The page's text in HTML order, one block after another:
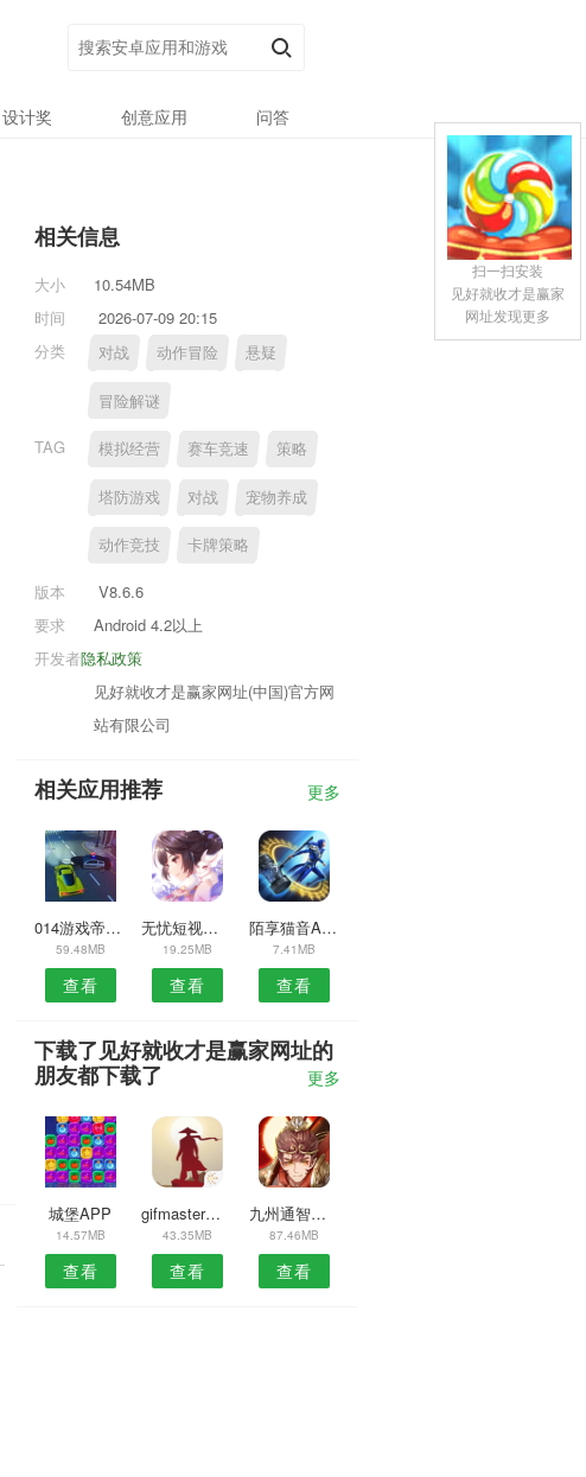
设计奖 创意应用 问答
相关信息
大小
10.54MB
时间
2026-07-09 20:15
分类
对战 动作冒险 悬疑
冒险解谜
TAG 模拟经营 赛车竞速 策略
塔防游戏 对战 宠物养成
动作竞技 卡牌策略
版本
V8.6.6
要求
Android 4.2以上
隐私政策
开发者
见好就收才是赢家网址(中国)官方网
站有限公司
相关应用推荐 更多
014游戏帝APP
59.48MB
查看
无忧短视频安卓版
19.25MB
查看
陌享猫音APP
7.41MB
查看
下载了见好就收才是赢家网址的
朋友都下载了
更多
城堡APP
14.57MB
查看
gifmaster手机
43.35MB
查看
九州通智慧养老安卓版
87.46MB
查看
扫一扫安装
见好就收才是赢家
网址发现更多